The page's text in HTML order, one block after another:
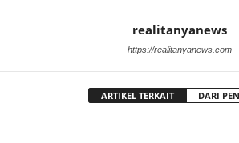
realitanyanews
https://realitanyanews.com
ARTIKEL TERKAIT DARI